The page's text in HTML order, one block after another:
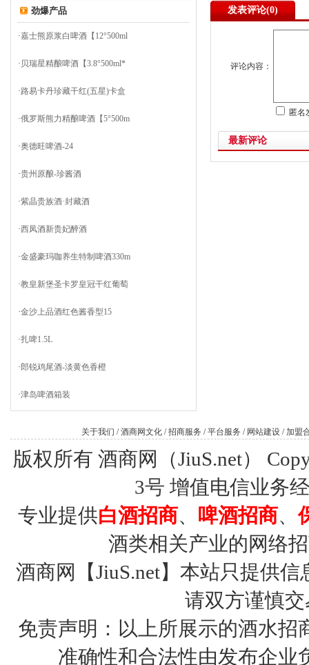
劲爆产品
·嘉士熊原浆白啤酒【12°500ml
· 贝瑞星精酿啤酒【3.8°500ml*
·路易卡丹珍藏干红(五星)卡盒
·俄罗斯熊力精酿啤酒【5°500m
·奥德旺啤酒-24
·贵州原酿-珍酱酒
·紫晶贵族酒·封藏酒
·西凤酒新贵妃醉酒
·金盛豪玛咖养生特制啤酒330m
·教皇新堡圣卡罗皇冠干红葡萄
·金沙上品酒红色酱香型15
·扎啤1.5L
·郎锐鸡尾酒-淡黄色香橙
·津岛啤酒箱装
发表评论(0)
评论内容：
匿
最新评论
关于我们 /酒商网文化 /招商服务 /平台服务 / 网站建设 /加盟
版权所有 酒商网（JiuS.net）
3号 增值电信业务
专业提供白酒招商、 啤酒招商、
酒类相关产业的网络
酒商网【JiuS.net】本站只提供
请双方谨慎
免责声明：以上所展示的酒水
准确性和合法性由发布企业